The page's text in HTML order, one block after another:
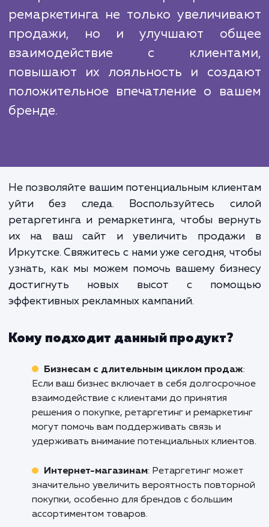
знаем, как извлечь максимальную пользу из
для вашего бизнеса.
Настройка
к деталям и постоянного
Но его эффективность может
удивительной.
настроенные кампании
ремаркетинга не только
продажи, но и улучшают
взаимодействие с
положительное впечатление о
бренде.
Не позволяйте вашим потенциальным
уйти без следа. Воспользуйтесь
ретаргетинга и ремаркетинга, чтобы
их на ваш сайт и увеличить
Иркутске. Свяжитесь с нами уже сегодня,